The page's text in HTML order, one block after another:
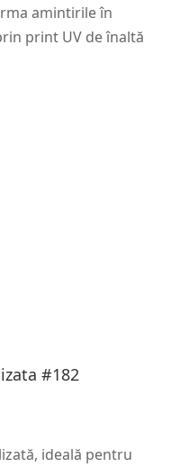
amintirile în
print UV de înaltă
#182
ideală pentru